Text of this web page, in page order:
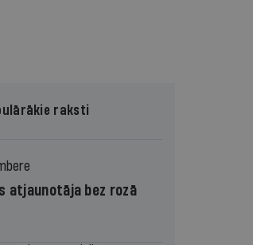
raksti
atjaunotāja bez rozā